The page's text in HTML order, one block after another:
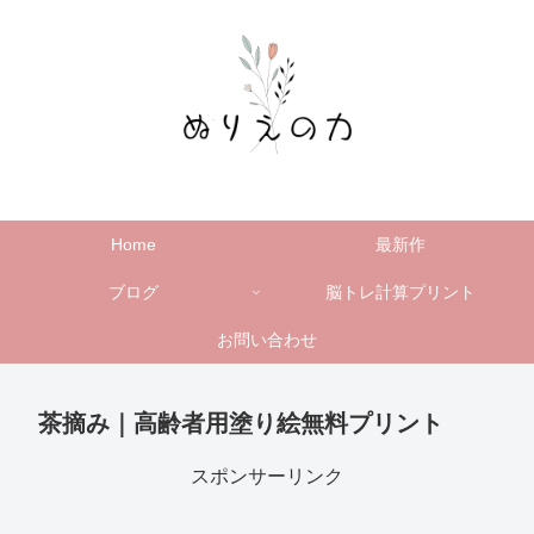
Home 最新作
ブログ 脳トレ計算プリント
お問い合わせ
茶摘み｜高齢者用塗り絵無料プリント
スポンサーリンク